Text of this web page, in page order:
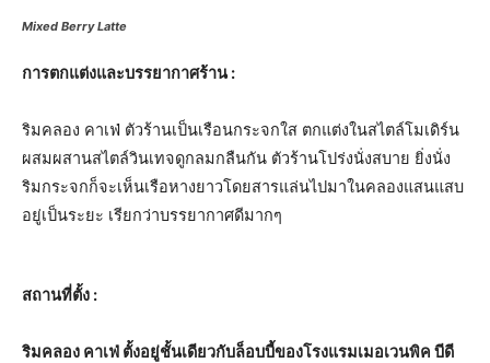
Mixed Berry Latte
การตกแต่งและบรรยากาศร้าน :
ริมคลอง คาเฟ่ ตัวร้านเป็นเรือนกระจกใส ตกแต่งในสไตล์โมเดิร์น
ผสมผสานสไตล์วินเทจดูกลมกลืนกัน ตัวร้านโปร่งนั่งสบาย ยิ่งนั่ง
ริมกระจกก็จะเห็นเรือหางยาวโดยสารแล่นไปมาในคลองแสนแสบ
อยู่เป็นระยะ เรียกว่าบรรยากาศดีมากๆ
สถานที่ตั้ง :
ริมคลอง คาเฟ่ ตั้งอยู่ชั้นเดียวกับล็อบบี้ของโรงแรมเมอเวนพิค บีดี